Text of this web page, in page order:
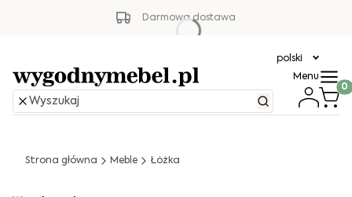
Darmowa dostawa
polski
Menu
Strona główna Meble Łóżka